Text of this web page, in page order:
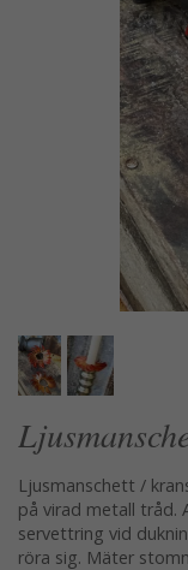
Ljusmanschett /
på virad metall tråd.
servettring vid
röra sig. Mäter